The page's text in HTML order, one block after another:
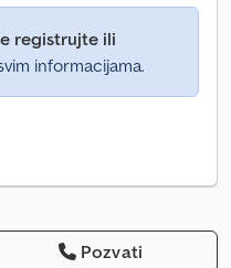
registrujte ili
informacijama.
Pozvati